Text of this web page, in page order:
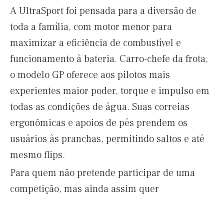
A UltraSport foi pensada para a diversão de
toda a família, com motor menor para
maximizar a eficiência de combustível e
funcionamento à bateria. Carro-chefe da frota,
o modelo GP oferece aos pilotos mais
experientes maior poder, torque e impulso em
todas as condições de água. Suas correias
ergonômicas e apoios de pés prendem os
usuários às pranchas, permitindo saltos e até
mesmo flips.
Para quem não pretende participar de uma
competição, mas ainda assim quer